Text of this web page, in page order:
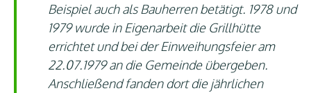
Bei­spiel auch als Bau­her­ren betä­tigt. 1978 und
1979 wur­de in Eigen­ar­beit die Grill­hüt­te
errich­tet und bei der Ein­wei­hungs­fei­er am
22.07.1979 an die Gemein­de über­ge­ben.
Anschlie­ßend fan­den dort die jähr­li­chen